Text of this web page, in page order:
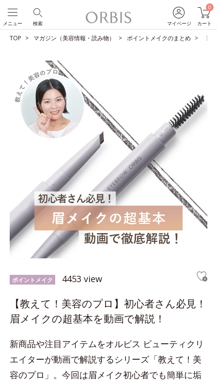
マイページ
0
カート
検索
メニュー
TOP マガジン（美容情報・読み物） ポイントメイクのまとめ 【
ポイントメイク 4453 view
【教えて！美容のプロ】初心者さん必見！
眉メイクの超基本を動画で解説！
新商品や注目アイテムをオルビス ビューティクリ
エイターが動画で解説するシリーズ「教えて！美
容のプロ」。今回は眉メイク初心者でも簡単に垢